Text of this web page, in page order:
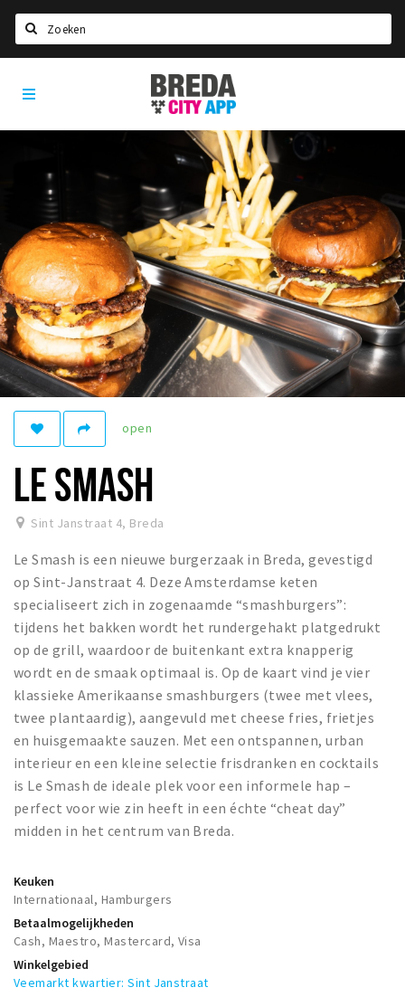
Home
Agenda
Party pics
Nieuws, interviews & blogs
Eten
Drinken
Slapen
Recreatief
Winkels
Winkelgebieden
Bezienswaardigheden
Musea, theaters & podia
Uitjes & activiteiten
Toeristische routes
Natuurgebieden
Baroniepoorten
Sport
Privacy
Inloggen
Breda
City
App
open
LE SMASH
Sint Janstraat 4, Breda
Le Smash is een nieuwe burgerzaak in Breda, gevestigd
op Sint-Janstraat 4. Deze Amsterdamse keten
specialiseert zich in zogenaamde “smashburgers”:
tijdens het bakken wordt het rundergehakt platgedrukt
op de grill, waardoor de buitenkant extra knapperig
wordt en de smaak optimaal is. Op de kaart vind je vier
klassieke Amerikaanse smashburgers (twee met vlees,
twee plantaardig), aangevuld met cheese fries, frietjes
en huisgemaakte sauzen. Met een ontspannen, urban
interieur en een kleine selectie frisdranken en cocktails
is Le Smash de ideale plek voor een informele hap –
perfect voor wie zin heeft in een échte “cheat day”
midden in het centrum van Breda.
Keuken
Internationaal, Hamburgers
Betaalmogelijkheden
Cash, Maestro, Mastercard, Visa
Winkelgebied
Veemarkt kwartier: Sint Janstraat